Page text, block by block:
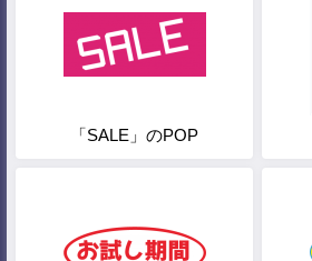
「SALE」のPOP